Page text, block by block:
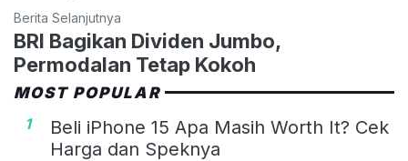
Berita Selanjutnya
BRI Bagikan Dividen Jumbo,
Permodalan Tetap Kokoh
MOST POPULAR
1
Beli iPhone 15 Apa Masih Worth It? Cek
Harga dan Speknya